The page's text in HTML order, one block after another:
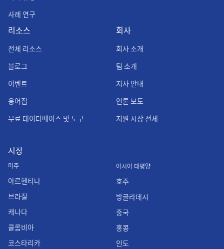
사례 연구
리소스
전체 리소스
블로그
이벤트
용어집
무료 데이터베이스 및 도구
회사
회사 소개
팀 소개
지사 안내
언론 보도
지원 시장 전체
시장
미주
아르헨티나
브라질
캐나다
콜롬비아
코스타리카
아시아 태평양
호주
방글라데시
중국
홍콩
인도